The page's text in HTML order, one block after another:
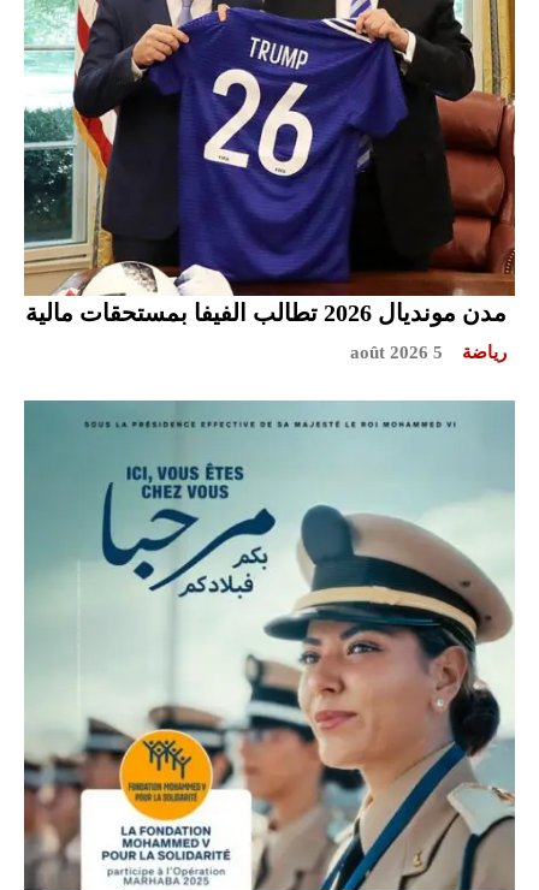
مدن مونديال 2026 تطالب الفيفا بمستحقات مالية
رياضة 5 août 2026